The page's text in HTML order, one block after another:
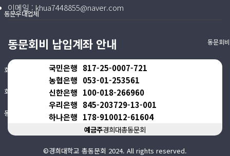
동문우대업체
동문회비
회비 안내
회비납부 현황
동문ID카드 발급
이메일 : khua7448855@naver.com
동문회비 납입계좌 안내
국민은행 817-25-0007-721
농협은행 053-01-253561
신한은행 100-018-266960
우리은행 845-203729-13-001
하나은행 178-910012-61604
예금주경희대총동문회
©경희대학교 총동문회 2024. All rights reserved.